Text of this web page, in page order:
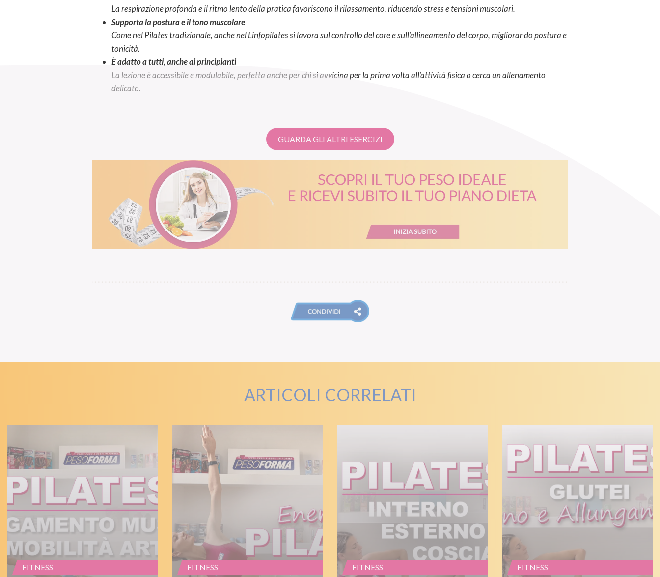
La respirazione profonda e il ritmo lento della pratica favoriscono il rilassamento, riducendo stress e tensioni muscolari.
Supporta la postura e il tono muscolare
Come nel Pilates tradizionale, anche nel Linfopilates si lavora sul controllo del core e sull’allineamento del corpo, migliorando postura e
tonicità.
È adatto a tutti, anche ai principianti
La lezione è accessibile e modulabile, perfetta anche per chi si avvicina per la prima volta all’attività fisica o cerca un allenamento
delicato.
GUARDA GLI ALTRI ESERCIZI
ARTICOLI CORRELATI
FITNESS FITNESS FITNESS FITNESS